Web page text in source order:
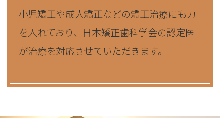
小児矯正や成人矯正などの矯正治療にも力
を入れており、日本矯正歯科学会の認定医
が治療を対応させていただきます。